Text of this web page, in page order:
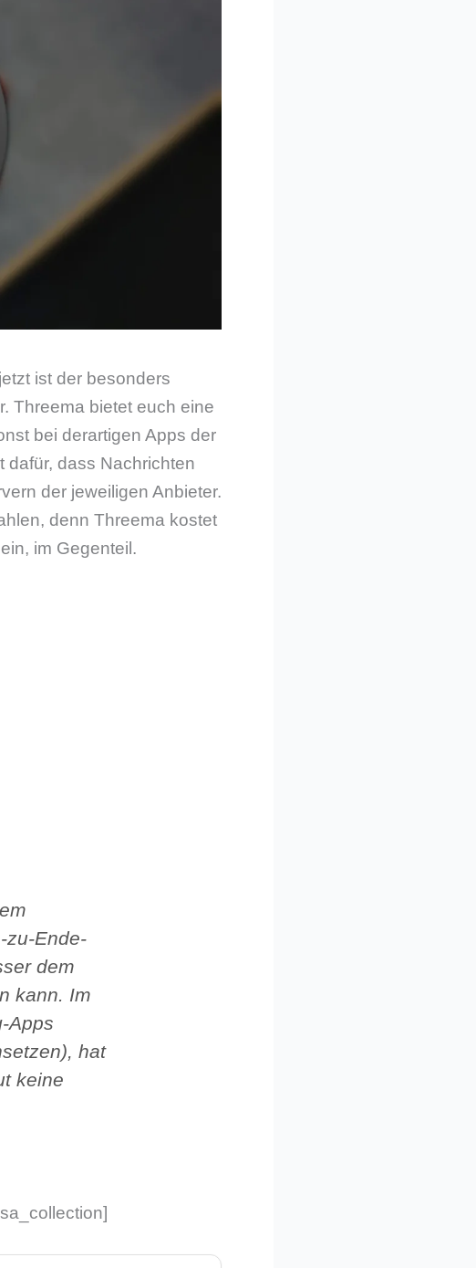
ist der besonders
Threema bietet euch eine
bei derartigen Apps der
dafür, dass Nachrichten
der jeweiligen Anbieter.
denn Threema kostet
im Gegenteil.
zu-Ende-
dem
kann. Im
Apps
hat
keine